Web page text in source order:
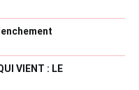
VIENT : LE